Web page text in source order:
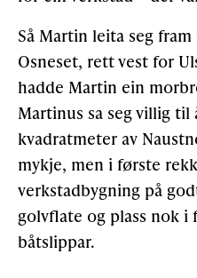
Så Martin leita seg
Osneset, rett vest for
hadde Martin ein
Martinus sa seg villig til
kvadratmeter av
mykje, men i første
verkstadbygning på
golvflate og plass nok
båtslippar.